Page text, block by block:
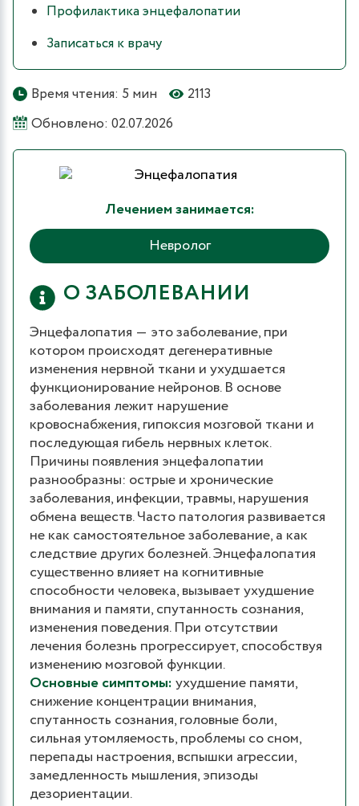
Время чтения: 5 мин
2113
Обновлено: 02.07.2026
Лечением занимается:
Невролог
О ЗАБОЛЕВАНИИ
Энцефалопатия ― это заболевание, при
котором происходят дегенеративные
изменения нервной ткани и ухудшается
функционирование нейронов. В основе
заболевания лежит нарушение
кровоснабжения, гипоксия мозговой ткани и
последующая гибель нервных клеток.
Причины появления энцефалопатии
разнообразны: острые и хронические
заболевания, инфекции, травмы, нарушения
обмена веществ. Часто патология развивается
не как самостоятельное заболевание, а как
следствие других болезней. Энцефалопатия
существенно влияет на когнитивные
способности человека, вызывает ухудшение
внимания и памяти, спутанность сознания,
изменения поведения. При отсутствии
лечения болезнь прогрессирует, способствуя
изменению мозговой функции.
Основные симптомы:ухудшение памяти,
снижение концентрации внимания,
спутанность сознания, головные боли,
сильная утомляемость, проблемы со сном,
перепады настроения, вспышки агрессии,
замедленность мышления, эпизоды
дезориентации.
Профилактика энцефалопатии
Записаться к врачу